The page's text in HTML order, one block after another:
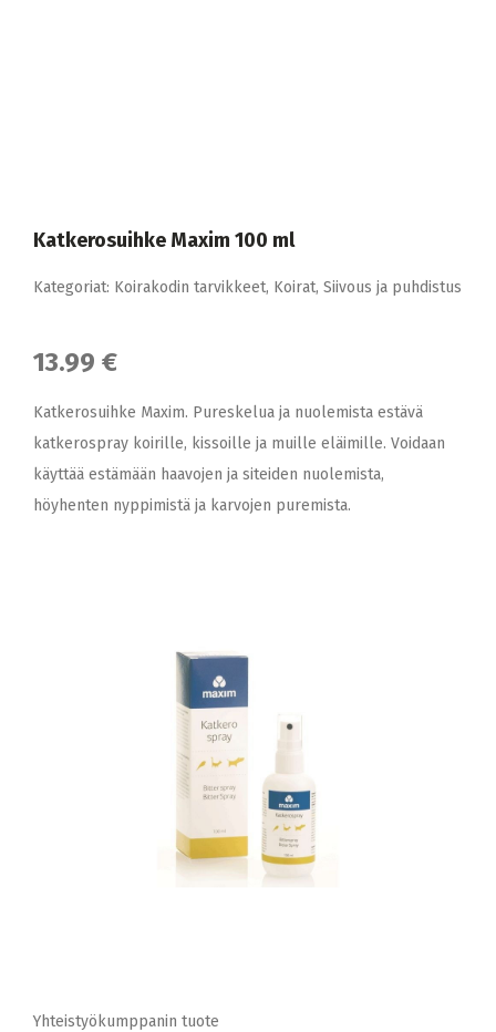
Katkerosuihke Maxim 100 ml
Kategoriat: Koirakodin tarvikkeet, Koirat, Siivous ja puhdistus
13.99 €
Katkerosuihke Maxim. Pureskelua ja nuolemista estävä
katkerospray koirille, kissoille ja muille eläimille. Voidaan
käyttää estämään haavojen ja siteiden nuolemista,
höyhenten nyppimistä ja karvojen puremista.
Yhteistyökumppanin tuote